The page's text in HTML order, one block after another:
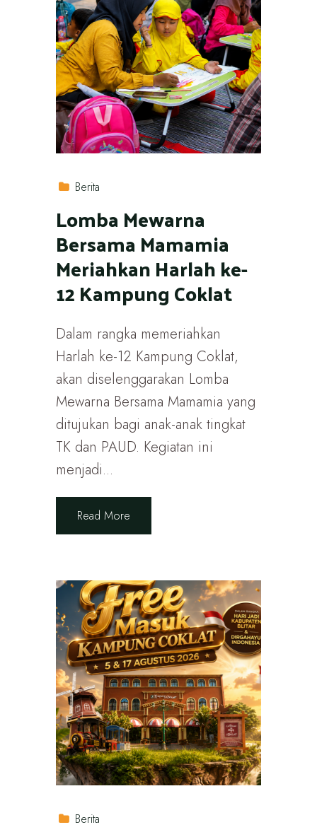
Berita
Lomba Mewarna
Bersama Mamamia
Meriahkan Harlah ke-
12 Kampung Coklat
Dalam rangka memeriahkan
Harlah ke-12 Kampung Coklat,
akan diselenggarakan Lomba
Mewarna Bersama Mamamia yang
ditujukan bagi anak-anak tingkat
TK dan PAUD. Kegiatan ini
menjadi...
Read More
Berita